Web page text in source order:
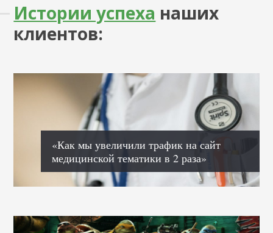
Истории успеха наших
клиентов:
«Как мы увеличили трафик на сайт
медицинской тематики в 2 раза»